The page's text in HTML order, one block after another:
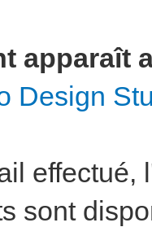
apparaît
Design
effectué,
sont